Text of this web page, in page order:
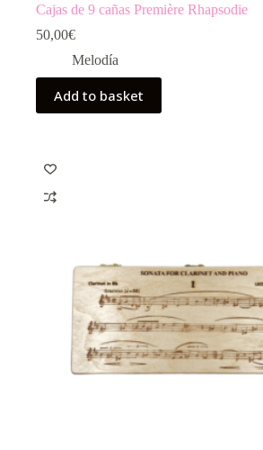
Cajas de 9 cañas Première Rhapsodie
50,00€
Melodía
Add to basket